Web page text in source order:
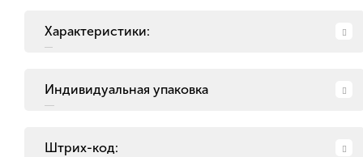
Характеристики:
Индивидуальная упаковка
Штрих-код: